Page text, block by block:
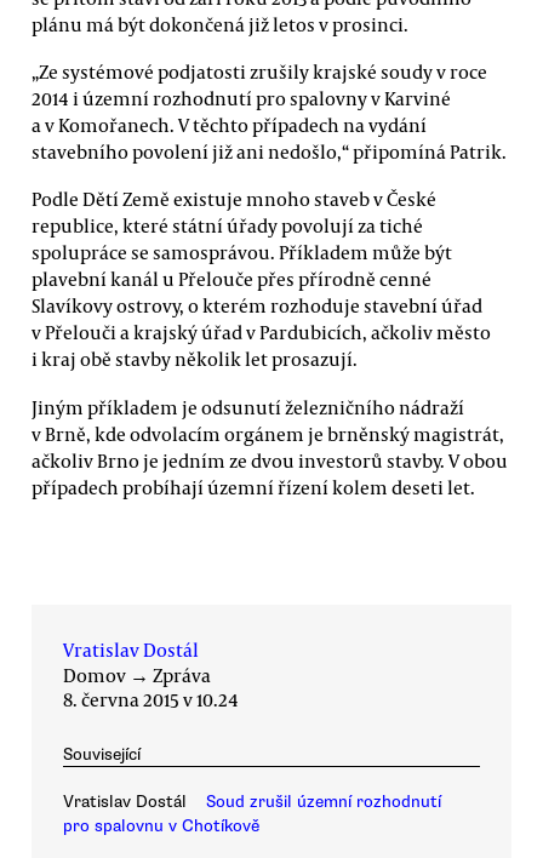
plánu má být dokončená již letos v prosinci.
„Ze systémové podjatosti zrušily krajské soudy v roce
2014 i územní rozhodnutí pro spalovny v Karviné
a v Komořanech. V těchto případech na vydání
stavebního povolení již ani nedošlo,“ připomíná Patrik.
Podle Dětí Země existuje mnoho staveb v České
republice, které státní úřady povolují za tiché
spolupráce se samosprávou. Příkladem může být
plavební kanál u Přelouče přes přírodně cenné
Slavíkovy ostrovy, o kterém rozhoduje stavební úřad
v Přelouči a krajský úřad v Pardubicích, ačkoliv město
i kraj obě stavby několik let prosazují.
Jiným příkladem je odsunutí železničního nádraží
v Brně, kde odvolacím orgánem je brněnský magistrát,
ačkoliv Brno je jedním ze dvou investorů stavby. V obou
případech probíhají územní řízení kolem deseti let.
Vratislav Dostál
Domov → Zpráva
8. června 2015 v 10.24
Související
Vratislav Dostál
Soud zrušil územní rozhodnutí
pro spalovnu v Chotíkově